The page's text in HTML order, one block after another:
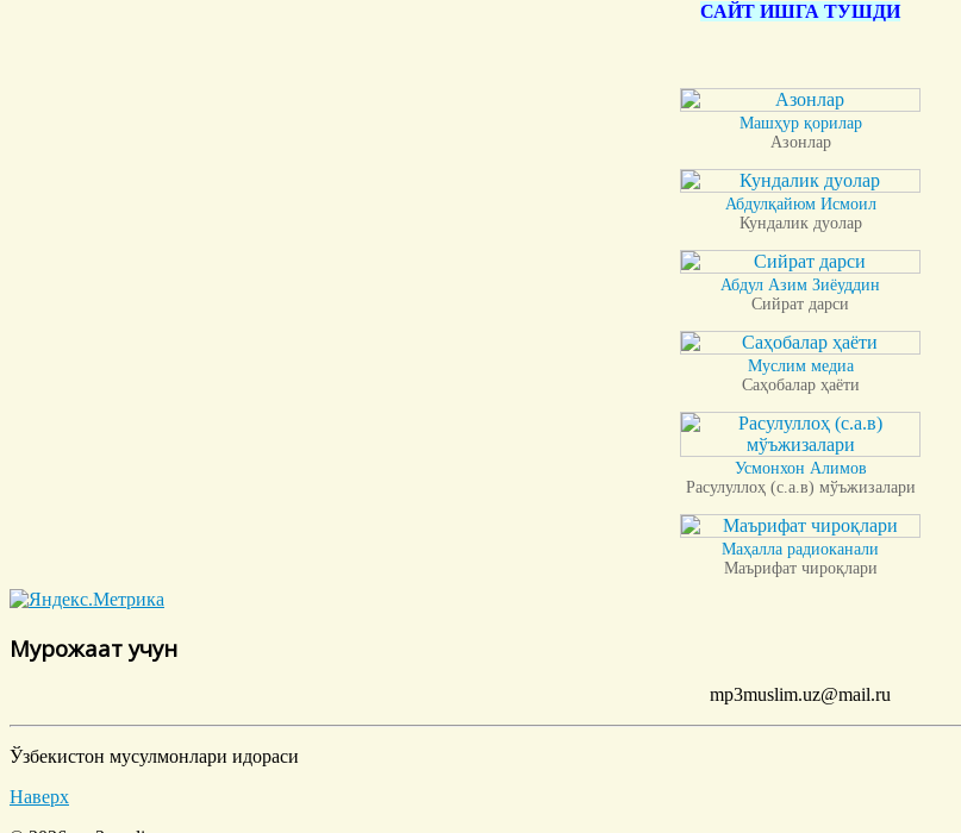
САЙТ ИШГА ТУШДИ
Машҳур қорилар
Азонлар
Абдулқайюм Исмоил
Кундалик дуолар
Абдул Азим Зиёуддин
Сийрат дарси
Муслим медиа
Саҳобалар ҳаёти
Усмонхон Алимов
Расулуллоҳ (с.а.в) мўъжизалари
Маҳалла радиоканали
Маърифат чироқлари
Мурожаат учун
mp3muslim.uz@mail.ru
Ўзбекистон мусулмонлари идораси
Наверх